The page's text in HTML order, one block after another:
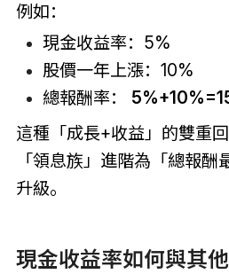
例如：
現金收益率：5%
股價一年上漲：10%
總報酬率：
這種「成長+收益」的雙重
「領息族」進階為「總報
升級。
現金收益率如何與其